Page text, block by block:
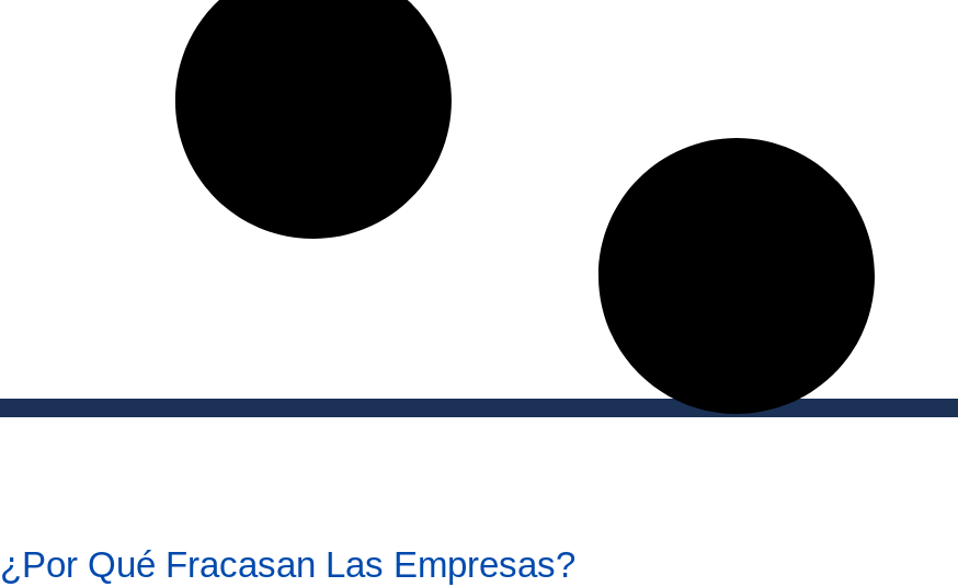
¿Por Qué Fracasan Las Empresas?